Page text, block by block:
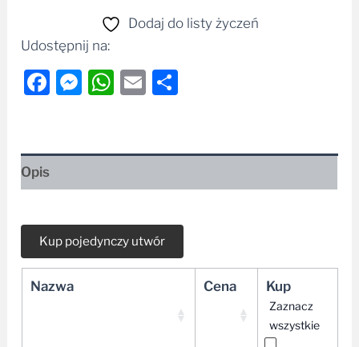
Dodaj do listy życzeń
Udostępnij na:
Facebook
Messenger
WhatsApp
Email
Opis
Nazwa Cena Kup
Zaznacz
wszystkie